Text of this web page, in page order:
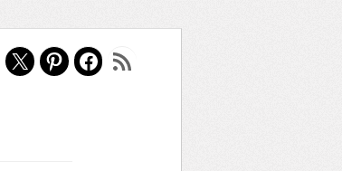
X Pinterest
Facebook
Feed RSS